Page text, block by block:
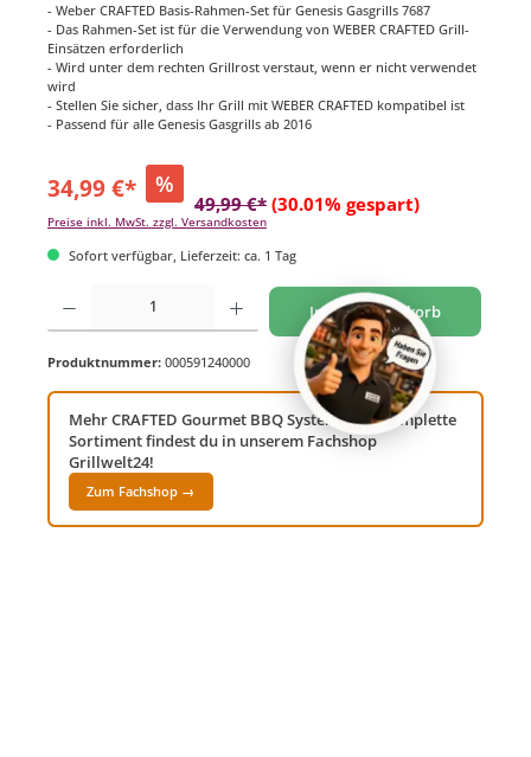
- Weber CRAFTED Basis-Rahmen-Set für Genesis Gasgrills 7687
- Das Rahmen-Set ist für die Verwendung von WEBER CRAFTED Grill-
Einsätzen erforderlich​
- Wird unter dem rechten Grillrost verstaut, wenn er nicht verwendet
wird​
- Stellen Sie sicher, dass Ihr Grill mit WEBER CRAFTED kompatibel ist
- Passend für alle Genesis Gasgrills ab 2016
34,99 €* %
49,99 €* (30.01% gespart)
Preise inkl. MwSt. zzgl. Versandkosten
Sofort verfügbar, Lieferzeit: ca. 1 Tag
Produkt Anzahl: Gib den gewünschten Wert ein oder benutze die Schaltflächen um
In den Warenkorb
Produktnummer: 000591240000
Mehr CRAFTED Gourmet BBQ System? Das komplette
Sortiment findest du in unserem Fachshop
Grillwelt24!
Zum Fachshop →